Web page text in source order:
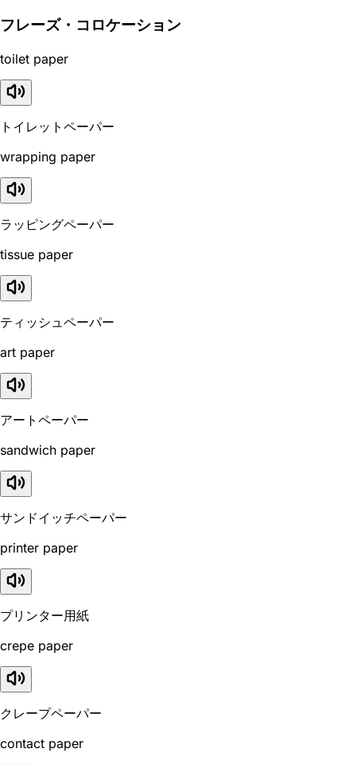
フレーズ・コロケーション
toilet paper
トイレットペーパー
wrapping paper
ラッピングペーパー
tissue paper
ティッシュペーパー
art paper
アートペーパー
sandwich paper
サンドイッチペーパー
printer paper
プリンター用紙
crepe paper
クレープペーパー
contact paper